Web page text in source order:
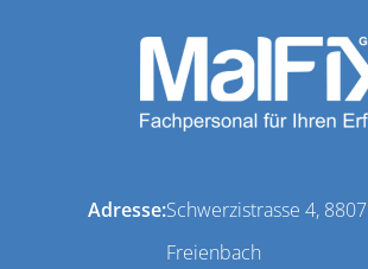
Adresse:Schwerzistrasse 4, 8807
Freienbach